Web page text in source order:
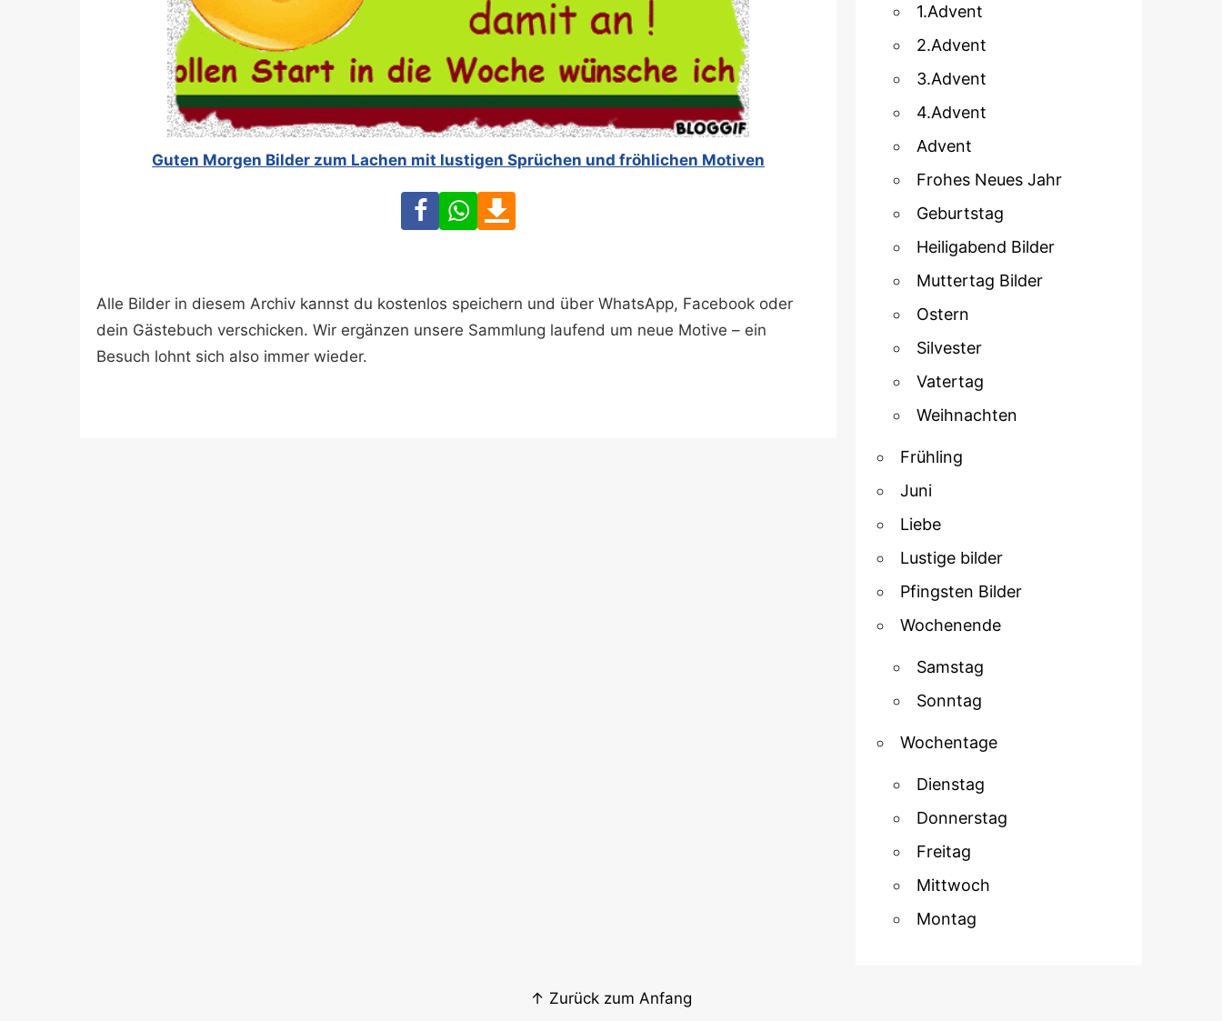
Guten Morgen Bilder zum Lachen mit lustigen Sprüchen und fröhlichen Motiven
FacebookWhatsApp
Alle Bilder in diesem Archiv kannst du kostenlos speichern und über WhatsApp, Facebook oder
dein Gästebuch verschicken. Wir ergänzen unsere Sammlung laufend um neue Motive – ein
Besuch lohnt sich also immer wieder.
1.Advent
2.Advent
3.Advent
4.Advent
Advent
Frohes Neues Jahr
Geburtstag
Heiligabend Bilder
Muttertag Bilder
Ostern
Silvester
Vatertag
Weihnachten
Frühling
Juni
Liebe
Lustige bilder
Pfingsten Bilder
Wochenende
Samstag
Sonntag
Wochentage
Dienstag
Donnerstag
Freitag
Mittwoch
Montag
↑ Zurück zum Anfang